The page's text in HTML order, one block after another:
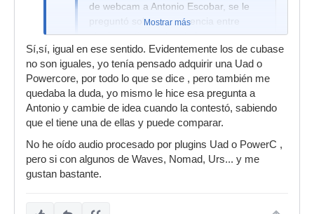
de webcam a Antonio Escobar, se le
preguntó sobre la diferencia entre
plugins nativos y los de la
Uad,Powercore...
Dijo rotundamente que eran iguales ,
con la diferencia de que los que llevan
Dsp integrado consumen menos cpu,
por lo demas dijo que era solo un
sistema para que la gente no pueda
utilizar sus plugins pirateandolos.
a sonido, que corran sobre un dsp que sobre la
Mostrar más
Sí,sí, igual en ese sentido. Evidentemente los de cubase
no son iguales, yo tenía pensado adquirir una Uad o
Powercore, por todo lo que se dice , pero también me
quedaba la duda, yo mismo le hice esa pregunta a
Antonio y cambie de idea cuando la contestó, sabiendo
que el tiene una de ellas y puede comparar.
No he oído audio procesado por plugins Uad o PowerC ,
pero si con algunos de Waves, Nomad, Urs... y me
gustan bastante.